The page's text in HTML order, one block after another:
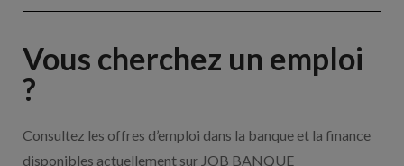
Vous cherchez un emploi
?
Consultez les offres d’emploi dans la banque et la finance
disponibles actuellement sur JOB BANQUE